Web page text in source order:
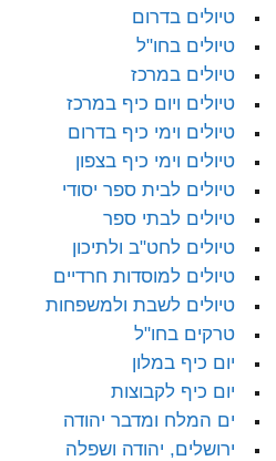
טיולים בדרום
טיולים בחו"ל
טיולים במרכז
טיולים ויום כיף במרכז
טיולים וימי כיף בדרום
טיולים וימי כיף בצפון
טיולים לבית ספר יסודי
טיולים לבתי ספר
טיולים לחט"ב ולתיכון
טיולים למוסדות חרדיים
טיולים לשבת ולמשפחות
טרקים בחו"ל
יום כיף במלון
יום כיף לקבוצות
ים המלח ומדבר יהודה
ירושלים, יהודה ושפלה